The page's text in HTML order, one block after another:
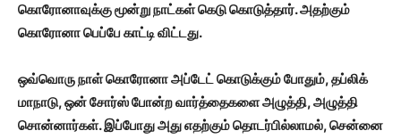
கொரோனாவுக்கு மூன்று நாட்கள் கெடு கொடுத்தார். அதற்கும்
கொரோனா பெப்பே காட்டி விட்டது.
ஒவ்வொரு நாள் கொரோனா அப்டேட் கொடுக்கும் போதும், தப்லிக்
மாநாடு, ஒன் சோர்ஸ் போன்ற வார்த்தைகளை அழுத்தி, அழுத்தி
சொன்னார்கள். இப்போது அது எதற்கும் தொடர்பில்லாமல், சென்னை